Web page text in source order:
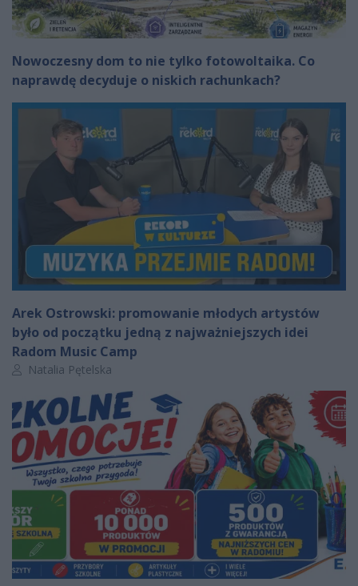
Nowoczesny dom to nie tylko fotowoltaika. Co
naprawdę decyduje o niskich rachunkach?
Arek Ostrowski: promowanie młodych artystów
było od początku jedną z najważniejszych idei
Radom Music Camp
Autor artykułu:
Natalia Pętelska